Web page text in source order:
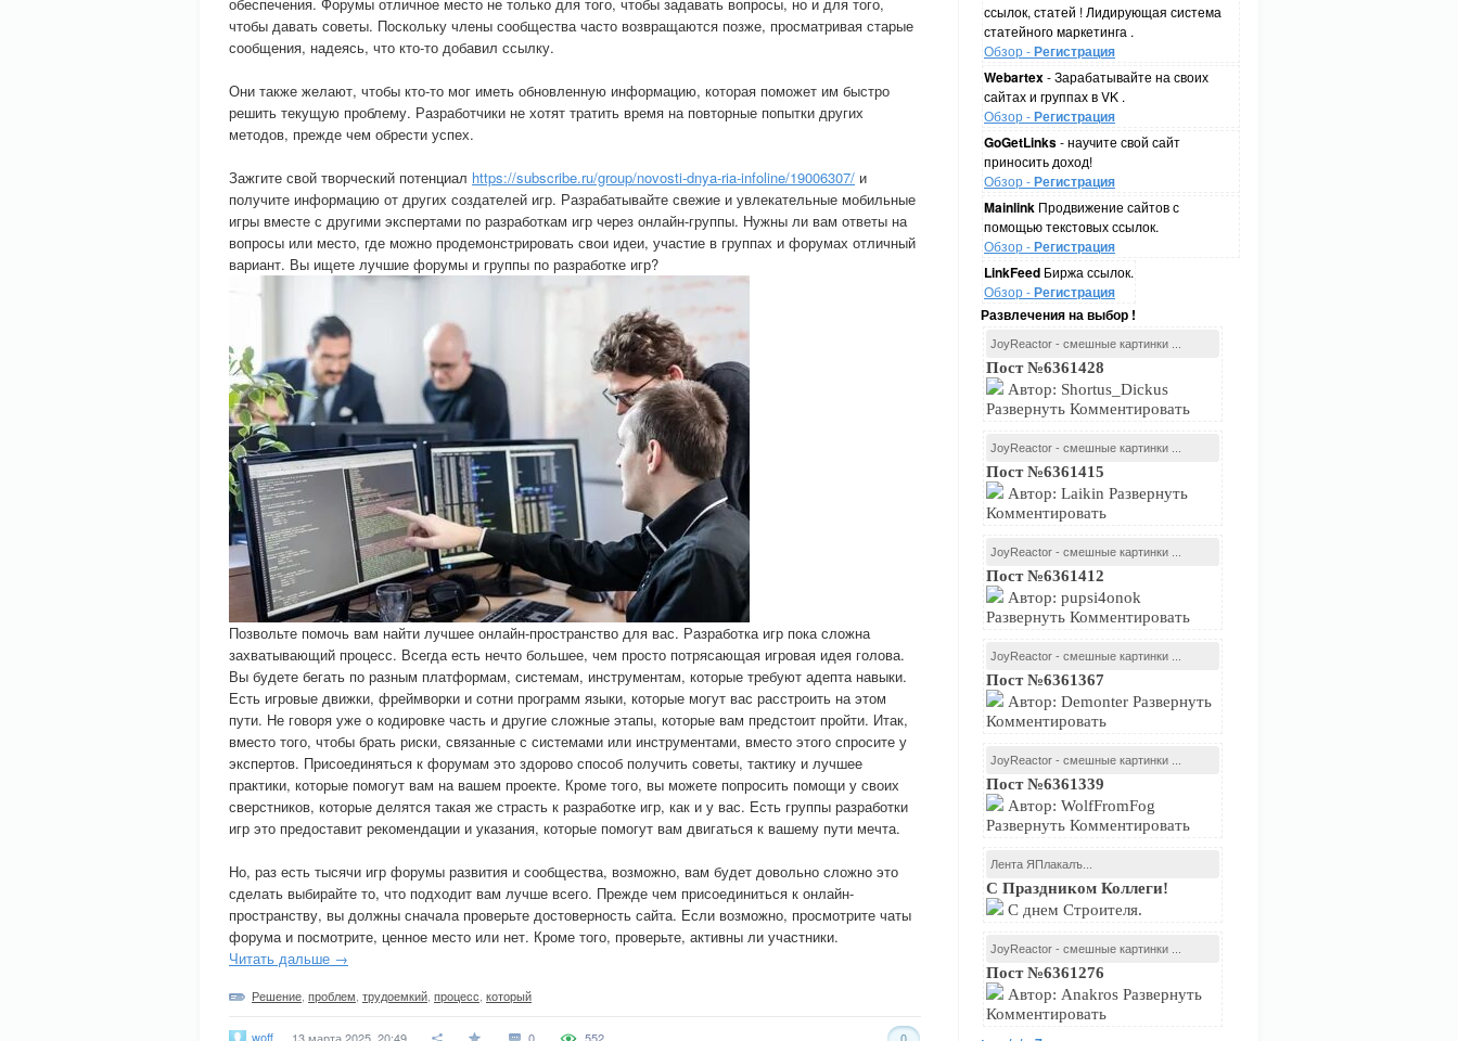
ссылок, статей ! Лидирующая система
статейного маркетинга .
Обзор -Регистрация
Webartex- Зарабатывайте на своих
сайтах и группах в VK .
Обзор -Регистрация
GoGetLinks- научите свой сайт
приносить доход!
Обзор -Регистрация
Mainlink Продвижение сайтов с
помощью текстовых ссылок.
Обзор -Регистрация
LinkFeed Биржа ссылок.
Обзор -Регистрация
Развлечения на выбор !
JoyReactor - смешные картинки ...
Пост №6361428
Автор: Shortus_Dickus
Развернуть Комментировать
JoyReactor - смешные картинки ...
Пост №6361415
Автор: Laikin Развернуть
Комментировать
JoyReactor - смешные картинки ...
Пост №6361412
Автор: pupsi4onok
Развернуть Комментировать
JoyReactor - смешные картинки ...
Пост №6361367
Автор: Demonter Развернуть
Комментировать
JoyReactor - смешные картинки ...
Пост №6361339
Автор: WolfFromFog
Развернуть Комментировать
Лента ЯПлакалъ...
С Праздником Коллеги!
С днем Строителя.
JoyReactor - смешные картинки ...
Пост №6361276
Автор: Anakros Развернуть
Комментировать
чтобы давать советы. Поскольку члены сообщества часто возвращаются позже, просматривая старые
сообщения, надеясь, что кто-то добавил ссылку.
Они также желают, чтобы кто-то мог иметь обновленную информацию, которая поможет им быстро
решить текущую проблему. Разработчики не хотят тратить время на повторные попытки других
методов, прежде чем обрести успех.
Зажгите свой творческий потенциал https://subscribe.ru/group/novosti-dnya-ria-infoline/19006307/ и
получите информацию от других создателей игр. Разрабатывайте свежие и увлекательные мобильные
игры вместе с другими экспертами по разработкам игр через онлайн-группы. Нужны ли вам ответы на
вопросы или место, где можно продемонстрировать свои идеи, участие в группах и форумах отличный
вариант. Вы ищете лучшие форумы и группы по разработке игр?
Позвольте помочь вам найти лучшее онлайн-пространство для вас. Разработка игр пока сложна
захватывающий процесс. Всегда есть нечто большее, чем просто потрясающая игровая идея голова.
Вы будете бегать по разным платформам, системам, инструментам, которые требуют адепта навыки.
Есть игровые движки, фреймворки и сотни программ языки, которые могут вас расстроить на этом
пути. Не говоря уже о кодировке часть и другие сложные этапы, которые вам предстоит пройти. Итак,
вместо того, чтобы брать риски, связанные с системами или инструментами, вместо этого спросите у
экспертов. Присоединяться к форумам это здорово способ получить советы, тактику и лучшее
практики, которые помогут вам на вашем проекте. Кроме того, вы можете попросить помощи у своих
сверстников, которые делятся такая же страсть к разработке игр, как и у вас. Есть группы разработки
игр это предоставит рекомендации и указания, которые помогут вам двигаться к вашему пути мечта.
Но, раз есть тысячи игр форумы развития и сообщества, возможно, вам будет довольно сложно это
сделать выбирайте то, что подходит вам лучше всего. Прежде чем присоединиться к онлайн-
пространству, вы должны сначала проверьте достоверность сайта. Если возможно, просмотрите чаты
форума и посмотрите, ценное место или нет. Кроме того, проверьте, активны ли участники.
Читать дальше →
Решение проблем трудоемкий процесс который
woff